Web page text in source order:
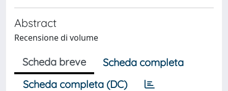
Abstract
Recensione di volume
Scheda breve
Scheda completa
Scheda completa (DC)